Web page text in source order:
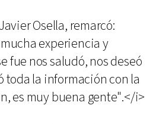
Osella, remarcó:
experiencia y
fue nos saludó, nos deseó
toda la información con la
es muy buena gente".</i>